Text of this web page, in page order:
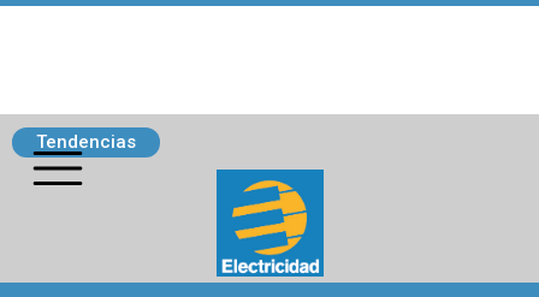
Tendencias